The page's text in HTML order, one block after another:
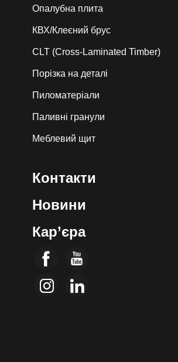
Опалубна плита
КВХ/Клеєний брус
CLT (Cross-Laminated Timber)
Порізка на деталі
Пиломатеріали
Паливні гранули
Меблевий щит
Контакти
Новини
Кар’єра